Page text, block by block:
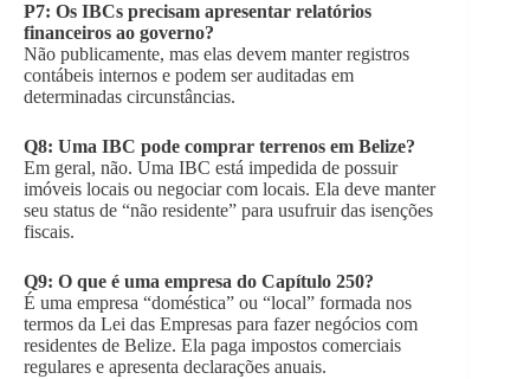
P7: Os IBCs precisam apresentar relatórios
financeiros ao governo?
Não publicamente, mas elas devem manter registros
contábeis internos e podem ser auditadas em
determinadas circunstâncias.
Q8: Uma IBC pode comprar terrenos em Belize?
Em geral, não. Uma IBC está impedida de possuir
imóveis locais ou negociar com locais. Ela deve manter
seu status de “não residente” para usufruir das isenções
fiscais.
Q9: O que é uma empresa do Capítulo 250?
É uma empresa “doméstica” ou “local” formada nos
termos da Lei das Empresas para fazer negócios com
residentes de Belize. Ela paga impostos comerciais
regulares e apresenta declarações anuais.